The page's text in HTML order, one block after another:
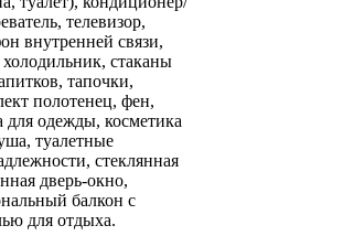
телевизор,
внутренней связи,
стаканы
тапочки,
полотенец, фен,
для одежды, косметика
туалетные
стеклянная
дверь-окно,
балкон с
для отдыха.